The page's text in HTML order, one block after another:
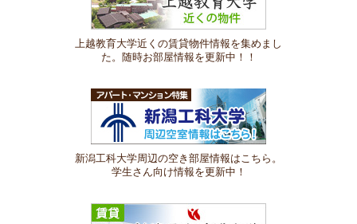
上越教育大学近くの賃貸物件情報を集めまし
た。随時お部屋情報を更新中！！
新潟工科大学周辺の空き部屋情報はこちら。
学生さん向け情報を更新中！